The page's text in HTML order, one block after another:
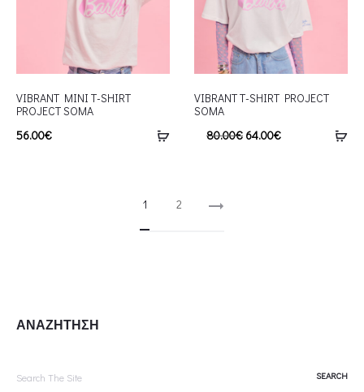
VIBRANT MINI T-SHIRT
PROJECT SOMA
56.00€
VIBRANT T-SHIRT PROJECT
SOMA
80.00€ 64.00€
1 2
ΑΝΑΖΗΤΗΣΗ